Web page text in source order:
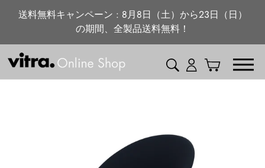
ン
送料無料キャンペーン : 8月8日（土）から23日（日）
の期間、全製品送料無料！
検索 ログインカート